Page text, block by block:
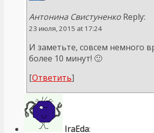
Антонина Свистуненко Reply:
23 июля, 2015 at 17:24
И заметьте, совсем немного
более 10 минут! 🙂
[Ответить]
IraEda: